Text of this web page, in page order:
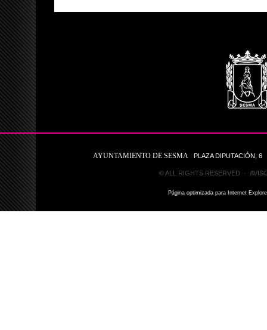
AYUNTAMIENTO DE SESMA PLAZA DIPUTACIÓN, 6
© ALL RIGHTS RESERVED ·
Página optimizada para Internet